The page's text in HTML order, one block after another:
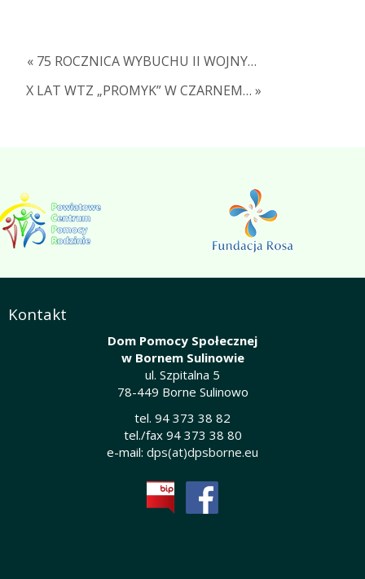
« 75 ROCZNICA WYBUCHU II WOJNY…
X LAT WTZ „PROMYK” W CZARNEM… »
Kontakt
Dom Pomocy Społecznej
w Bornem Sulinowie
ul. Szpitalna 5
78-449 Borne Sulinowo
tel. 94 373 38 82
tel./fax 94 373 38 80
e-mail: dps(at)dpsborne.eu